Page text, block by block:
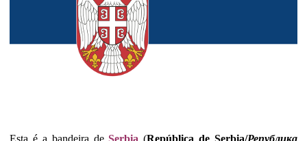
Esta é a bandeira deSerbia (República de Serbia/Република